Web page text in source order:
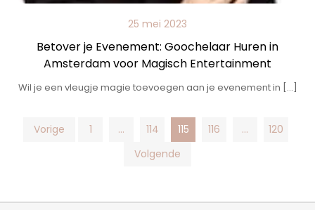
25 mei 2023
Betover je Evenement: Goochelaar Huren in
Amsterdam voor Magisch Entertainment
Wil je een vleugje magie toevoegen aan je evenement in […]
Posts
pagination
Vorige 1 … 114 115 116 …
120
Volgende